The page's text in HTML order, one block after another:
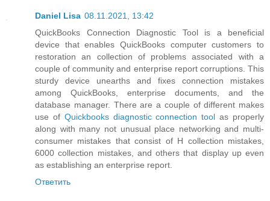
Daniel Lisa 08.11.2021, 13:42
QuickBooks Connection Diagnostic Tool is a beneficial
device that enables QuickBooks computer customers to
restoration an collection of problems associated with a
couple of community and enterprise report corruptions. This
sturdy device unearths and fixes connection mistakes
among QuickBooks, enterprise documents, and the
database manager. There are a couple of different makes
use of Quickbooks diagnostic connection toolas properly
along with many not unusual place networking and multi-
consumer mistakes that consist of H collection mistakes,
6000 collection mistakes, and others that display up even
as establishing an enterprise report.
Ответить